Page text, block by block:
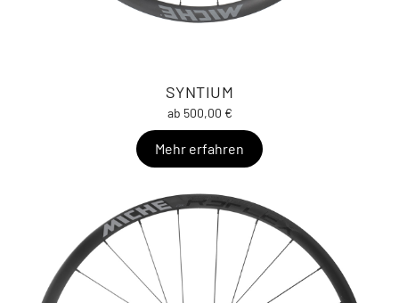
SYNTIUM
ab 500,00 €
Mehr erfahren